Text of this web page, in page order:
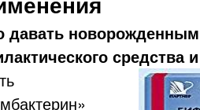
давать
средства